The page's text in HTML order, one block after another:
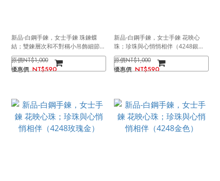
新品-白鋼手鍊，女士手鍊 珠鍊蝶
結；雙鍊層次和不對稱小吊飾細節感
十足（4249金色）
NT$1,000
NT$590
新品-白鋼手鍊，女士手鍊 花映心
珠；珍珠與心悄悄相伴（4248銀
色）
NT$1,000
NT$590